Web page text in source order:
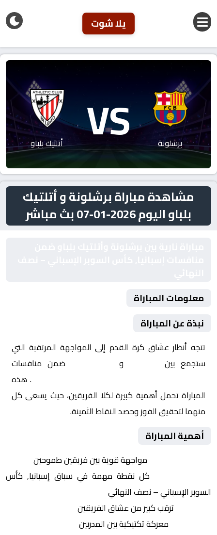
يلا شوت
برشلونة VS أتلتيك بلباو
مشاهدة مباراة برشلونة و أتلتيك
بلباو اليوم 2026-01-07 بث مباشر
معلومات المباراة
نبذة عن المباراة
تتجه أنظار عشاق كرة القدم إلى المواجهة المرتقبة التي
ستجمع بين
و
ضمن منافسات
. هذه
المباراة تحمل أهمية كبيرة لكلا الفريقين، حيث يسعى كل
منهما لتحقيق الفوز وحصد النقاط الثمينة.
أهمية المباراة
مواجهة قوية بين فريقين طموحين
كل نقطة مهمة في سباق إسبانيا, كأس
السوبر الإسباني – نصف النهائي
ترقب كبير من عشاق الفريقين
معركة تكتيكية بين المدربين